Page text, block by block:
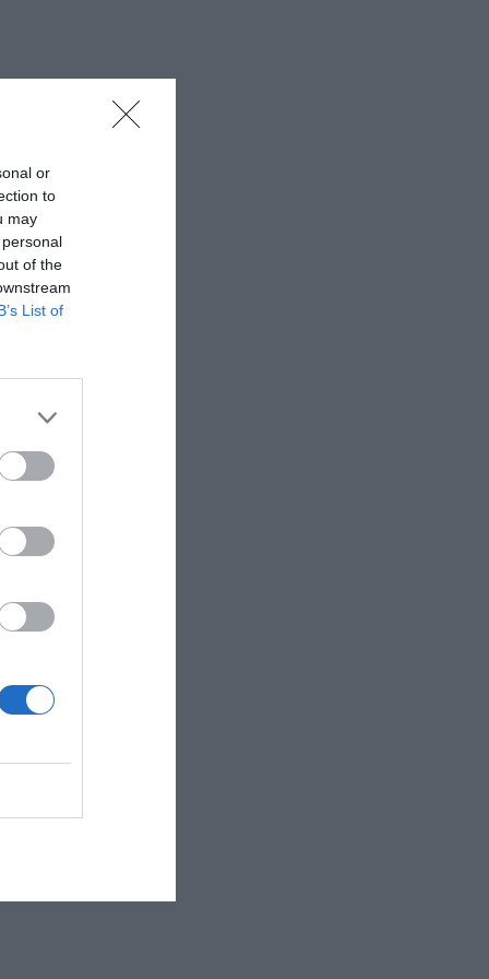
or
to
may
of the
List of